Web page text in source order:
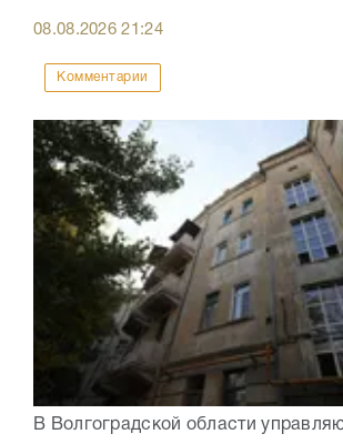
08.08.202621:24
Комментарии
В Волгоградской области